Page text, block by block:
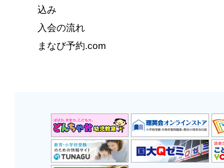
込み
入会の流れ
まなび予約.com